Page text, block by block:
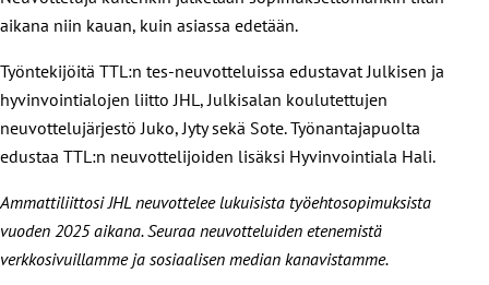
aikana niin kauan, kuin asiassa edetään.
Työntekijöitä TTL:n tes-neuvotteluissa edustavat Julkisen ja
hyvinvointialojen liitto JHL, Julkisalan koulutettujen
neuvottelujärjestö Juko, Jyty sekä Sote. Työnantajapuolta
edustaa TTL:n neuvottelijoiden lisäksi Hyvinvointiala Hali.
Ammattiliittosi JHL neuvottelee lukuisista työehtosopimuksista
vuoden 2025 aikana. Seuraa neuvotteluiden etenemistä
verkkosivuillamme ja sosiaalisen median kanavistamme.